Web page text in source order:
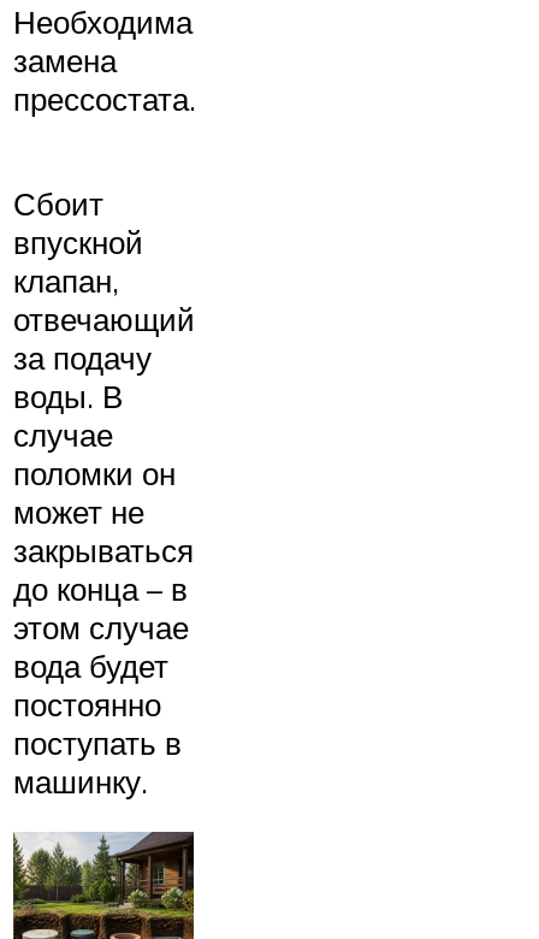
Необходима
замена
прессостата.
Сбоит
впускной
клапан,
отвечающий
за подачу
воды. В
случае
поломки он
может не
закрываться
до конца – в
этом случае
вода будет
постоянно
поступать в
машинку.